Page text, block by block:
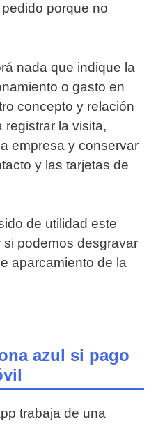
porque no
nada que indique la
o gasto en
concepto y relación
registrar la visita,
empresa y conservar
y las tarjetas de
de utilidad este
podemos desgravar
aparcamiento de la
azul si pago
trabaja de una